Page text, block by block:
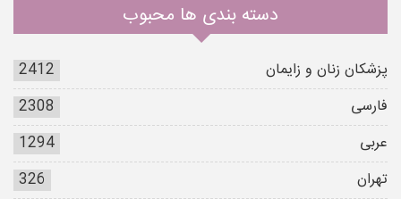
دسته بندی ها محبوب
پزشکان زنان و زایمان
2412
فارسی
2308
عربی
1294
تهران
326